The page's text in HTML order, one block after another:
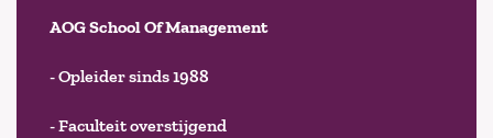
AOG School Of Management
- Opleider sinds 1988
- Faculteit overstijgend